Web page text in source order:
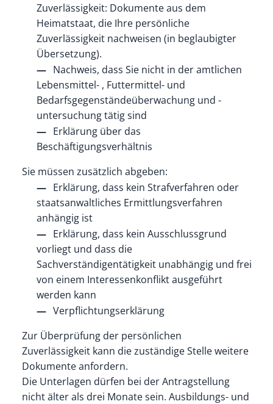
Zuverlässigkeit: Dokumente aus dem
Heimatstaat, die Ihre persönliche
Zuverlässigkeit nachweisen (in beglaubigter
Übersetzung).
Nachweis, dass Sie nicht in der amtlichen
Lebensmittel- , Futtermittel- und
Bedarfsgegenständeüberwachung und -
untersuchung tätig sind
Erklärung über das
Beschäftigungsverhältnis
Sie müssen zusätzlich abgeben:
Erklärung, dass kein Strafverfahren oder
staatsanwaltliches Ermittlungsverfahren
anhängig ist
Erklärung, dass kein Ausschlussgrund
vorliegt und dass die
Sachverständigentätigkeit unabhängig und frei
von einem Interessenkonflikt ausgeführt
werden kann
Verpflichtungserklärung
Zur Überprüfung der persönlichen
Zuverlässigkeit kann die zuständige Stelle weitere
Dokumente anfordern.
Die Unterlagen dürfen bei der Antragstellung
nicht älter als drei Monate sein. Ausbildungs- und